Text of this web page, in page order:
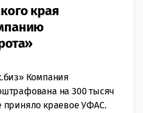
края
Компания
на 300 тысяч
приняло краевое УФАС.